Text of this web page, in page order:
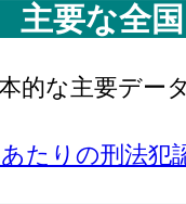
主要な全
的な主要デ
たりの刑法犯